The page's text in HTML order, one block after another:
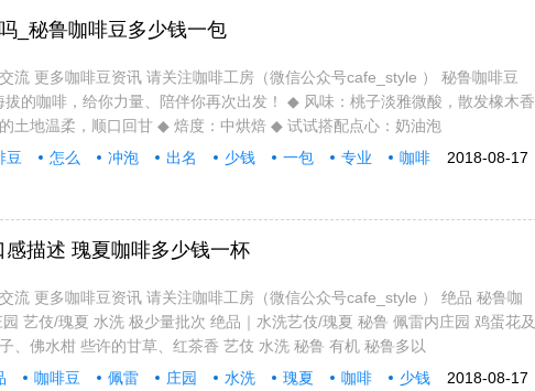
_秘鲁咖啡豆多少钱一包
流 更多咖啡豆资讯 请关注咖啡工房（微信公众号cafe_style ） 秘鲁咖啡豆
拔的咖啡，给你力量、陪伴你再次出发！ ◆ 风味：桃子淡雅微酸，散发橡木香
土地温柔，顺口回甘 ◆ 焙度：中烘焙 ◆ 试试搭配点心：奶油泡
2018-08-17
豆 怎么 冲泡 出名 少钱 一包 专业
咖啡
描述 瑰夏咖啡多少钱一杯
流 更多咖啡豆资讯 请关注咖啡工房（微信公众号cafe_style ） 绝品 秘鲁咖
艺伎/瑰夏 水洗 极少量批次 绝品｜水洗艺伎/瑰夏 秘鲁 佩雷内庄园 鸡蛋花及
、佛水柑 些许的甘草、红茶香 艺伎 水洗 秘鲁 有机 秘鲁多以
2018-08-17
咖啡豆 佩雷 庄园 水洗 瑰夏 咖啡
少钱